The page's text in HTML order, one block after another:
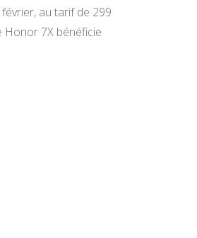
au tarif de 299
Honor 7X bénéficie